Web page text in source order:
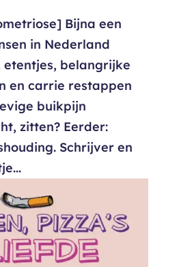
Bijna een
in Nederland
etentjes, belangrijke
en carrie restappen
buikpijn
zitten? Eerder:
Schrijver en